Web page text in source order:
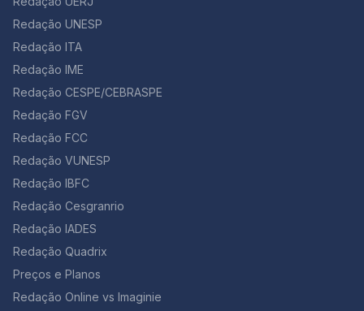
Redação UNESP
Redação ITA
Redação IME
Redação CESPE/CEBRASPE
Redação FGV
Redação FCC
Redação VUNESP
Redação IBFC
Redação Cesgranrio
Redação IADES
Redação Quadrix
Preços e Planos
Redação Online vs Imaginie